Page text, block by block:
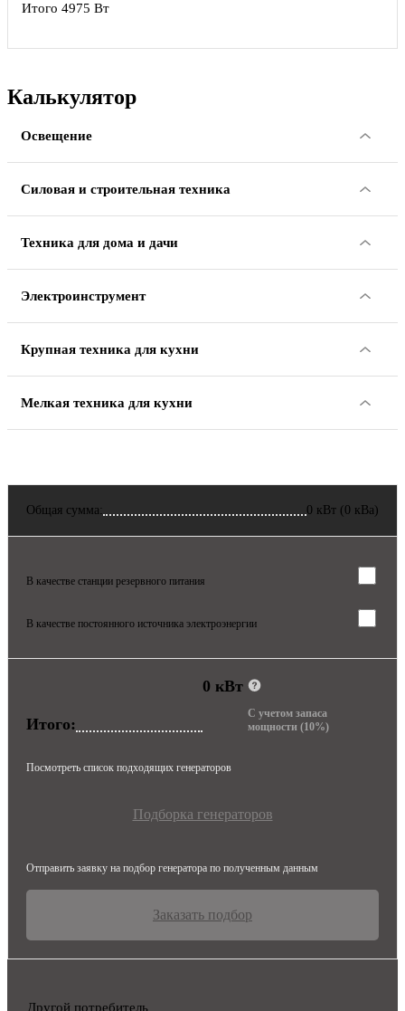
Итого 4975 Вт
Калькулятор
Общая сумма: 0 кВт (0 кВа)
В качестве станции резервного питания
В качестве постоянного источника электроэнергии
Итого:
0 кВт
С учетом запаса
мощности (10%)
Посмотреть список подходящих генераторов
Подборка генераторов
Отправить заявку на подбор генератора по полученным данным
Заказать подбор
Другой потребитель
Освещение
Силовая и строительная техника
Техника для дома и дачи
Электроинструмент
Крупная техника для кухни
Мелкая техника для кухни